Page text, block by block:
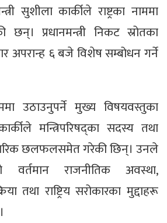
सुशीला कार्कीले राष्ट्रका नाममा
प्रधानमन्त्री निकट स्रोतका
अपरान्ह ६ बजे विशेष सम्बोधन गर्ने
उठाउनुपर्ने मुख्य विषयवस्तुका
कार्कीले मन्त्रिपरिषद्का सदस्य तथा
छलफलसमेत गरेकी छिन्। उनले
वर्तमान राजनीतिक अवस्था,
तथा राष्ट्रिय सरोकारका मुद्दाहरू